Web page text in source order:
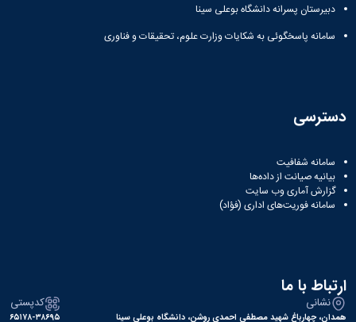
دبیرستان پسرانه دانشگاه بوعلی سینا
سامانه پاسخگوئی به شکایات وزارت علوم، تحقیقات و فناوری
دسترسی
سامانه شفافیت
بیانیه صیانت از داده‌ها
گزارش آماری وب‌ سایت
سامانه فوریت‌های اداری (فؤاد)
ارتباط با ما
نشانی
همدان، چهارباغ شهید مصطفی احمدی روشن، دانشگاه بوعلی سینا
کدپستی
۶۵۱۷۸-۳۸۶۹۵